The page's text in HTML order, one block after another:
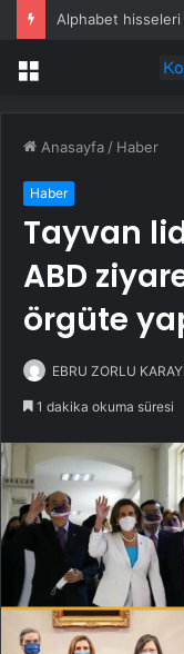
Menü
Anasayfa / Haber
Haber
Tayvan
ABD
örgüte
EBRU ZORLU
1 dakika okuma süresi